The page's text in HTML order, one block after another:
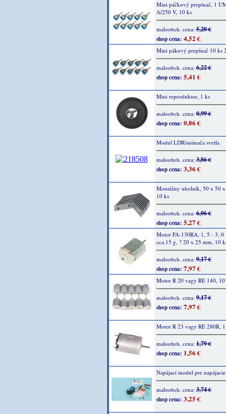
Mini páčkový prepínač, 1
A/250 V, 10 ks
maloobch. cena:5,20 €
shop cena: 4,52 €
Mini pákový prepínač 10 ks
maloobch. cena:6,22 €
shop cena: 5,41 €
Mini reproduktor, 1 ks
maloobch. cena:0,99 €
shop cena: 0,86 €
Modul LDR/snímača svetla
maloobch. cena:3,86 €
shop cena: 3,36 €
Montážny uholník, 50 x 50
10 ks
maloobch. cena:6,06 €
shop cena: 5,27 €
Motor FA-130RA, 1, 5 - 3, 0
cca.15 g, ? 20 x 25 mm, 10
maloobch. cena:9,17 €
shop cena: 7,97 €
Motor R 20 vagy RE 140, 10
maloobch. cena:9,17 €
shop cena: 7,97 €
Motor R 23 vagy RE 280R,
maloobch. cena:1,79 €
shop cena: 1,56 €
Napájací modul pre
maloobch. cena:3,74 €
shop cena: 3,25 €